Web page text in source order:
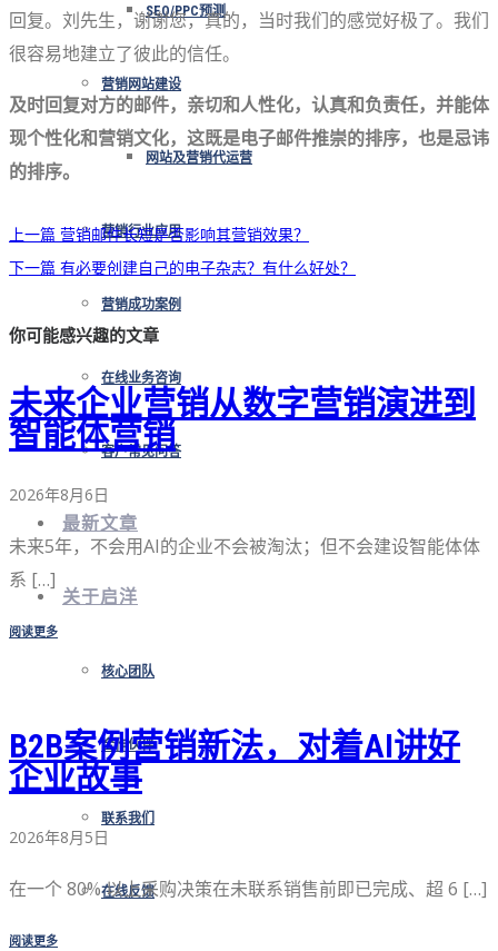
SEO/PPC预测
营销网站建设
网站及营销代运营
营销行业应用
营销成功案例
在线业务咨询
客户常见问答
最新文章
关于启洋
核心团队
合作伙伴
联系我们
在线反馈
回复。刘先生，谢谢您，真的，当时我们的感觉好极了。我们
很容易地建立了彼此的信任。
及时回复对方的邮件，亲切和人性化，认真和负责任，并能体
现个性化和营销文化，这既是电子邮件推崇的排序，也是忌讳
的排序。
上一篇 营销邮件长短是否影响其营销效果？
下一篇 有必要创建自己的电子杂志？有什么好处？
你可能感兴趣的文章
未来企业营销从数字营销演进到
智能体营销
2026年8月6日
未来5年，不会用AI的企业不会被淘汰；但不会建设智能体体
系 […]
阅读更多
B2B案例营销新法，对着AI讲好
企业故事
2026年8月5日
在一个 80% 以上采购决策在未联系销售前即已完成、超 6 […]
阅读更多